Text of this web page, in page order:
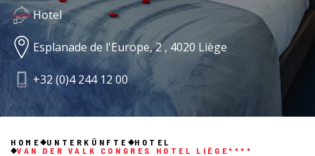
Hotel
Esplanade de l'Europe, 2 , 4020 Liège
+32 (0)4 244 12 00
HOME UNTERKÜNFTE
HOTEL
VAN DER VALK CONGRES HOTEL LIÈGE****